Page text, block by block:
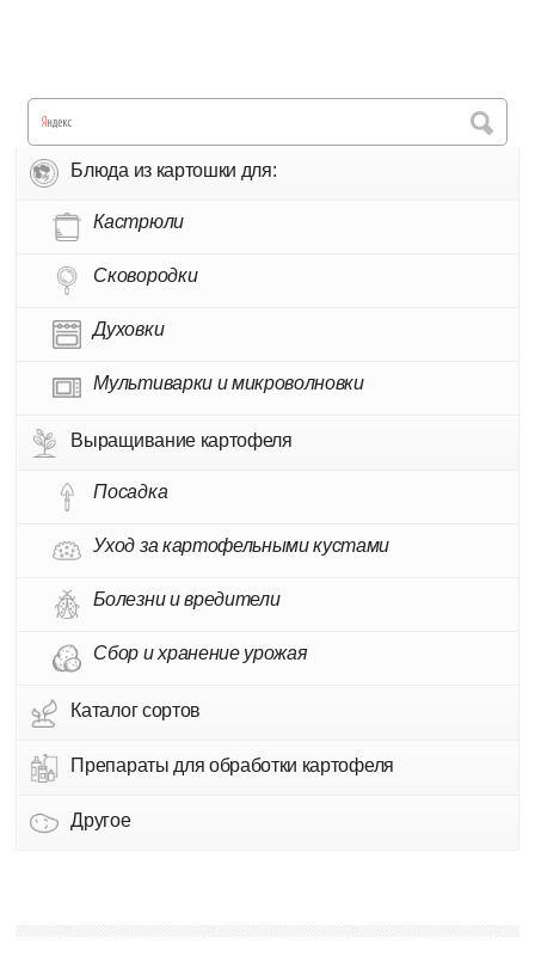
Блюда из картошки для:
Кастрюли
Сковородки
Духовки
Мультиварки и микроволновки
Выращивание картофеля
Посадка
Уход за картофельными кустами
Болезни и вредители
Сбор и хранение урожая
Каталог сортов
Препараты для обработки картофеля
Другое